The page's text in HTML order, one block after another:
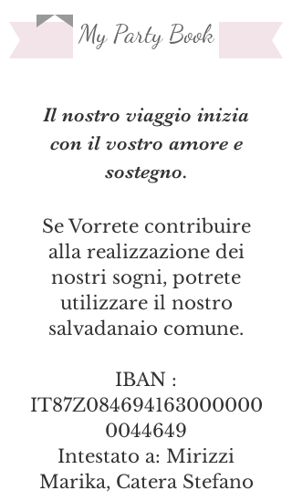
My Party Book
Il nostro viaggio inizia
con il vostro amore e
sostegno.
Se Vorrete contribuire
alla realizzazione dei
nostri sogni, potrete
utilizzare il nostro
salvadanaio comune.
IBAN :
IT87Z084694163000000
0044649
Intestato a: Mirizzi
Marika, Catera Stefano